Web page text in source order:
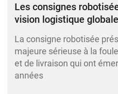
Les consignes
vision logistique globale
La consigne robotisée
majeure sérieuse à la
et de livraison qui ont
années